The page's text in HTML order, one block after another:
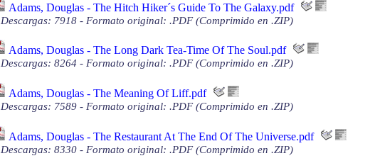
Adams, Douglas - The Hitch Hiker´s Guide To The Galaxy.pdf
Descargas: 7918 - Formato original: .PDF (Comprimido en .ZIP)
Adams, Douglas - The Long Dark Tea-Time Of The Soul.pdf
Descargas: 8264 - Formato original: .PDF (Comprimido en .ZIP)
Adams, Douglas - The Meaning Of Liff.pdf
Descargas: 7589 - Formato original: .PDF (Comprimido en .ZIP)
Adams, Douglas - The Restaurant At The End Of The Universe.pdf
Descargas: 8330 - Formato original: .PDF (Comprimido en .ZIP)